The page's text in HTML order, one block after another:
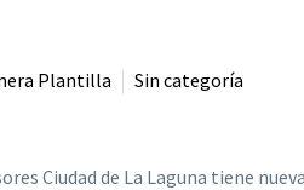
Plantilla Sin categoría
Ciudad de La Laguna tiene